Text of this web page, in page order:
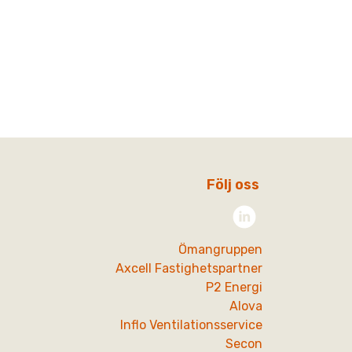
Följ oss
Ömangruppen
Axcell Fastighetspartner
P2 Energi
Alova
Inflo Ventilationsservice
Secon